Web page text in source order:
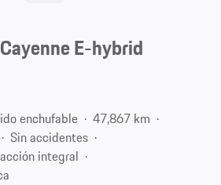
E-hybrid
enchufable
47,867 km
Sin accidentes
integral